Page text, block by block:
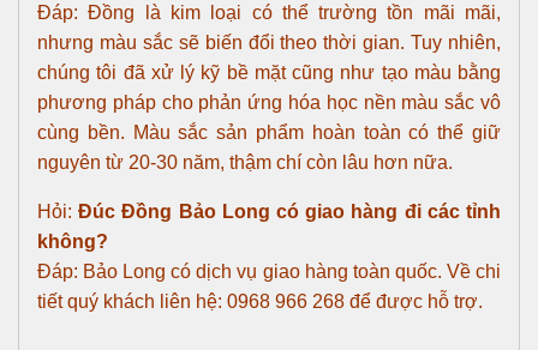
Đáp: Đồng là kim loại có thể trường tồn mãi mãi,
nhưng màu sắc sẽ biến đổi theo thời gian. Tuy nhiên,
chúng tôi đã xử lý kỹ bề mặt cũng như tạo màu bằng
phương pháp cho phản ứng hóa học nền màu sắc vô
cùng bền. Màu sắc sản phẩm hoàn toàn có thể giữ
nguyên từ 20-30 năm, thậm chí còn lâu hơn nữa.
Hỏi: Đúc Đồng Bảo Long có giao hàng đi các tỉnh
không?
Đáp: Bảo Long có dịch vụ giao hàng toàn quốc. Về chi
tiết quý khách liên hệ: 0968 966 268 để được hỗ trợ.